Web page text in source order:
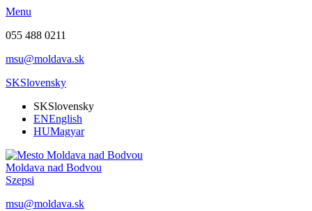
Menu
055 488 0211
msu@moldava.sk
SKSlovensky
SKSlovensky
ENEnglish
HUMagyar
Moldava nad Bodvou
Szepsi
msu@moldava.sk